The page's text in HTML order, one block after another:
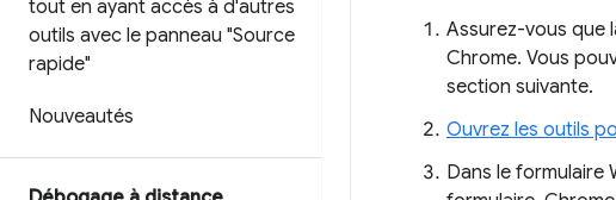
tout en ayant accès à d'autres
outils avec le panneau "Source
rapide"
Nouveautés
Assurez-vous que
Chrome. Vous
section suivante.
Ouvrez les outils
Dans le formulaire